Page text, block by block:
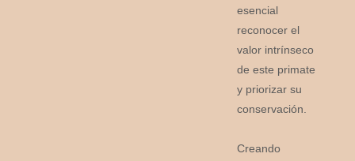
esencial
reconocer el
valor intrínseco
de este primate
y priorizar su
conservación.
Creando